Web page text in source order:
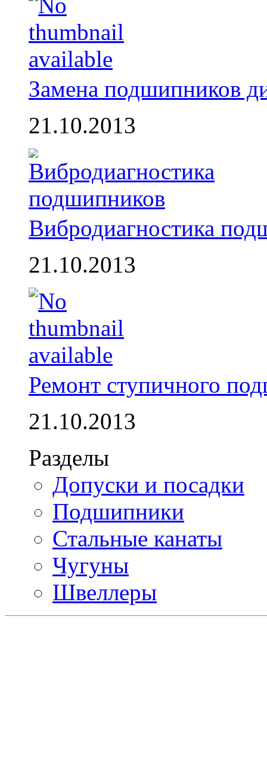
Замена подшипников
21.10.2013
Вибродиагностика
21.10.2013
Ремонт ступичного
21.10.2013
Разделы
Допуски и посадки
Подшипники
Стальные канаты
Чугуны
Швеллеры